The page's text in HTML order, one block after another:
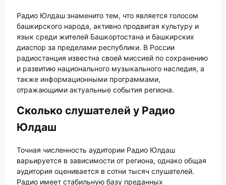
Радио Юлдаш знаменито тем, что является голосом
башкирского народа, активно продвигая культуру и
язык среди жителей Башкортостана и башкирских
диаспор за пределами республики. В России
радиостанция известна своей миссией по сохранению
и развитию национального музыкального наследия, а
также информационными программами,
отражающими актуальные события региона.
Сколько слушателей у Радио
Юлдаш
Точная численность аудитории Радио Юлдаш
варьируется в зависимости от региона, однако общая
аудитория оценивается в сотни тысяч слушателей.
Радио имеет стабильную базу преданных